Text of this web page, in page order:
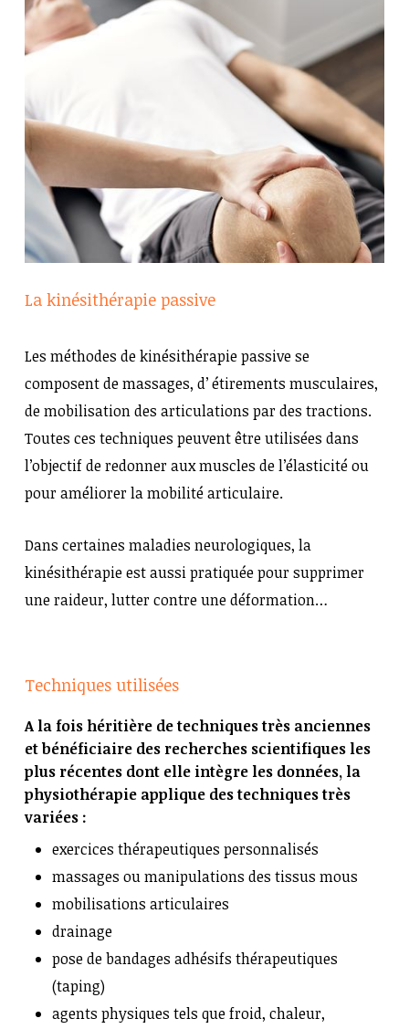
La kinésithérapie passive
Les méthodes de kinésithérapie passive se
composent de massages, d’ étirements musculaires,
de mobilisation des articulations par des tractions.
Toutes ces techniques peuvent être utilisées dans
l’objectif de redonner aux muscles de l’élasticité ou
pour améliorer la mobilité articulaire.
Dans certaines maladies neurologiques, la
kinésithérapie est aussi pratiquée pour supprimer
une raideur, lutter contre une déformation…
Techniques utilisées
A la fois héritière de techniques très anciennes
et bénéficiaire des recherches scientifiques les
plus récentes dont elle intègre les données, la
physiothérapie applique des techniques très
variées :
exercices thérapeutiques personnalisés
massages ou manipulations des tissus mous
mobilisations articulaires
drainage
pose de bandages adhésifs thérapeutiques
(taping)
agents physiques tels que froid, chaleur,